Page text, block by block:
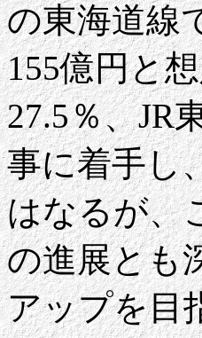
の東海道線
155億円と
27.5％、JR
事に着手し
はなるが、
の進展とも
アップを目